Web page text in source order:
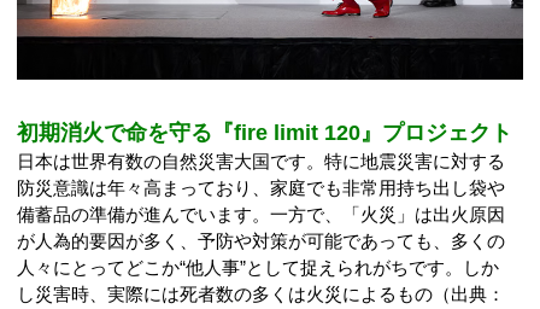
初期消火で命を守る『fire limit 120』プロジェクト
日本は世界有数の自然災害大国です。特に地震災害に対する
防災意識は年々高まっており、家庭でも非常用持ち出し袋や
備蓄品の準備が進んでいます。一方で、「火災」は出火原因
が人為的要因が多く、予防や対策が可能であっても、多くの
人々にとってどこか“他人事”として捉えられがちです。しか
し災害時、実際には死者数の多くは火災によるもの（出典：